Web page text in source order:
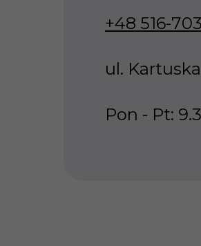
+48 516-
ul.
Pon - Pt: